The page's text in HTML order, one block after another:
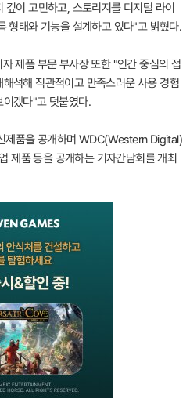
깊이 고민하고, 스토리지를 디지털 라이
형태와 기능을 설계하고 있다"고 밝혔다.
제품 부문 부사장 또한 "인간 중심의 접
석해 직관적이고 만족스러운 사용 경험
겠다"고 덧붙였다.
제품을 공개하며 WDC(Western Digital)
제품 등을 공개하는 기자간담회를 개최